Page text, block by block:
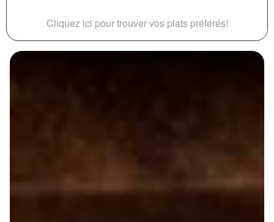
Cliquez ici pour trouver vos plats préférés!